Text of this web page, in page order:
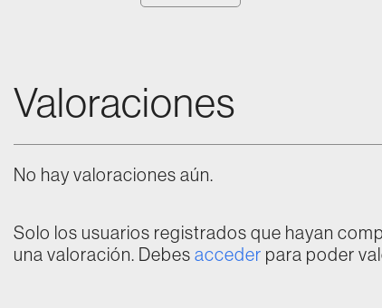
Valoraciones
No hay valoraciones aún.
Solo los usuarios registrados que hayan
una valoración. Debes acceder para poder